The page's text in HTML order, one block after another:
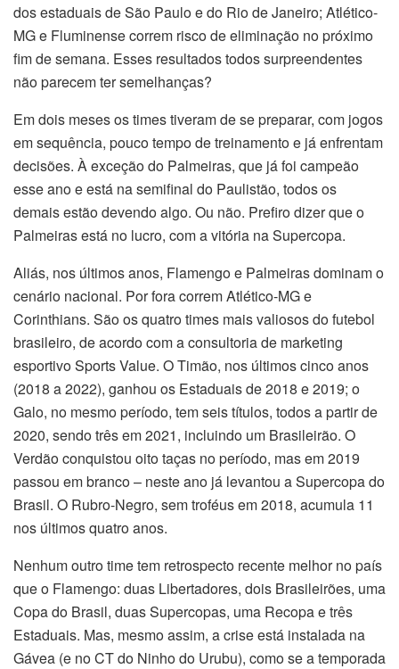
dos estaduais de São Paulo e do Riode Janeiro; Atlético-
MG e Fluminense correm risco de eliminação no próximo
fim de semana. Esses resultados todos surpreendentes
não parecemtersemelhanças?
Em dois meses os times tiveram de se preparar, com jogos
em sequência, pouco tempo de treinamento e já enfrentam
decisões. À exceção do Palmeiras, que já foi campeão
esse ano e está na semifinal do Paulistão, todos os
demais estão devendo algo. Ou não. Prefiro dizer que o
Palmeiras está no lucro, com a vitória na Supercopa.
Aliás, nos últimos anos, Flamengo e Palmeiras dominam o
cenário nacional. Por fora correm Atlético-MG e
Corinthians. São os quatro times mais valiosos do futebol
brasileiro, de acordo com a consultoria de marketing
esportivo Sports Value. O Timão, nos últimos cinco anos
(2018 a 2022), ganhou os Estaduais de 2018 e 2019; o
Galo, no mesmo período, tem seis títulos, todos a partir de
2020, sendo três em 2021, incluindo um Brasileirão. O
Verdão conquistou oito taças no período, mas em 2019
passou em branco – neste ano já levantou a Supercopa do
Brasil. O Rubro-Negro, sem troféus em 2018, acumula 11
nos últimos quatro anos.
Nenhum outro time tem retrospecto recente melhor no país
que o Flamengo: duas Libertadores, dois Brasileirões, uma
Copa do Brasil, duas Supercopas, uma Recopa e três
Estaduais. Mas, mesmo assim, a crise está instalada na
Gávea (e no CT do Ninho do Urubu), como se a temporada